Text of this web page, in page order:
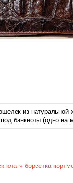
из
банкноты (одно
клатч борсетка